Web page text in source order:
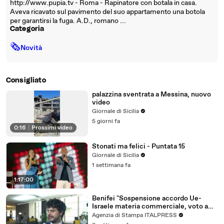
http://www.pupia.tv - Roma - Rapinatore con botala in casa.
Aveva ricavato sul pavimento del suo appartamento una botola
per garantirsi la fuga. A.D., romano ...
Categoria
🗞Novità
Consigliato
0:16 Prossimi video
palazzina sventrata a Messina, nuovo
video
Giornale di Sicilia
5 giorni fa
1:17:00
Stonati ma felici - Puntata 15
Giornale di Sicilia
1 settimana fa
Benifei "Sospensione accordo Ue-
Israele materia commerciale, voto a
maggioranza"
Agenzia di Stampa ITALPRESS